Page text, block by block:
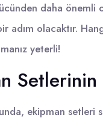
daha önemli
adım olacaktır.
yeterli!
ekipman setleri